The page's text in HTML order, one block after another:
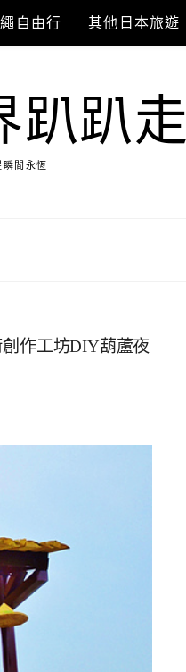
自由行 其他日本旅遊
趴趴走
間永恆
作工坊DIY葫蘆夜